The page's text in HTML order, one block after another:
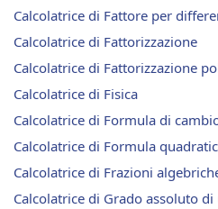
Calcolatrice di Fattore per
Calcolatrice di Fattorizzazione
Calcolatrice di Fattorizzazione
Calcolatrice di Fisica
Calcolatrice di Formula di
Calcolatrice di Formula
Calcolatrice di Frazioni
Calcolatrice di Grado assoluto